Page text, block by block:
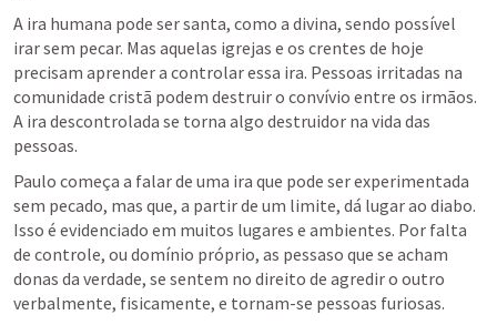
A ira humana pode ser santa, como a divina, sendo possível
irar sem pecar. Mas aquelas igrejas e os crentes de hoje
precisam aprender a controlar essa ira. Pessoas irritadas na
comunidade cristã podem destruir o convívio entre os irmãos.
A ira descontrolada se torna algo destruidor na vida das
pessoas.
Paulo começa a falar de uma ira que pode ser experimentada
sem pecado, mas que, a partir de um limite, dá lugar ao diabo.
Isso é evidenciado em muitos lugares e ambientes. Por falta
de controle, ou domínio próprio, as pessaso que se acham
donas da verdade, se sentem no direito de agredir o outro
verbalmente, fisicamente, e tornam-se pessoas furiosas.